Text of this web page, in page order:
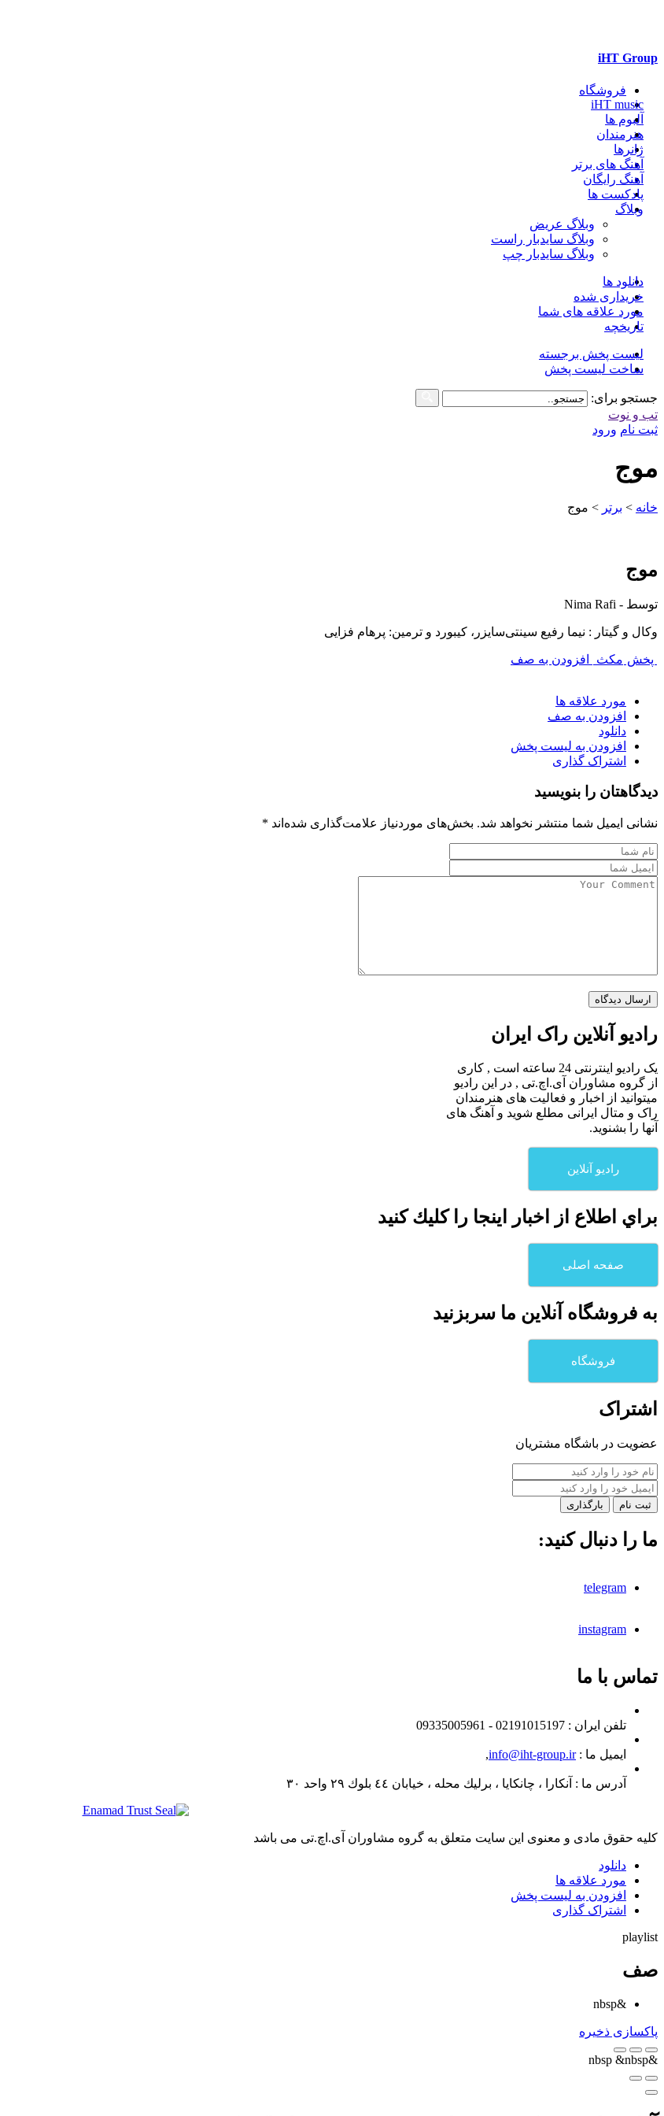
iHT Group
فروشگاه
iHT music
آلبوم ها
هنرمندان
ژانرها
آهنگ های برتر
آهنگ رایگان
پادکست ها
وبلاگ
وبلاگ عریض
وبلاگ سایدبار راست
وبلاگ سایدبار چپ
دانلود ها
خریداری شده
مورد علاقه های شما
تاریخچه
لیست پخش برجسته
ساخت لیست پخش
جستجو برای:
تب و نوت
ثبت نام ورود
موج
خانه > برتر > موج
موج
توسط - Nima Rafi
وکال و گیتار : نیما رفیع سینتی‌سایزر، کیبورد و ترمین: پرهام فزایی
پخش مکث افزودن به صف
مورد علاقه ها
افزودن به صف
دانلود
افزودن به لیست پخش
اشتراک گذاری
دیدگاهتان را بنویسید
نشانی ایمیل شما منتشر نخواهد شد. بخش‌های موردنیاز علامت‌گذاری شده‌اند *
رادیو آنلاین راک ایران
یک رادیو اینترنتی 24 ساعته است , کاری
از گروه مشاوران آی.اچ.تی , در این رادیو
میتوانید از اخبار و فعالیت های هنرمندان
راک و متال ایرانی مطلع شوید و آهنگ های
آنها را بشنوید.
رادیو آنلاین
براي اطلاع از اخبار اينجا را كليك كنيد
صفحه اصلی
به فروشگاه آنلاين ما سربزنيد
فروشگاه
اشتراک
عضویت در باشگاه مشتریان
بارگذاری
ما را دنبال کنید:
telegram
instagram
تماس با ما
تلفن ايران : 02191015197 - 09335005961
ایمیل ما : info@iht-group.ir
,
آدرس ما : آنكارا ، چانكايا ، برليك محله ، خيابان ٤٤ بلوك ٢٩ واحد ٣٠
کلیه حقوق مادی و معنوی این سایت متعلق به گروه مشاوران آی.اچ.تی می باشد
دانلود
مورد علاقه ها
افزودن به لیست پخش
اشتراک گذاری
playlist
صف
&nbsp
پاکسازی ذخیره
&nbsp
&nbsp